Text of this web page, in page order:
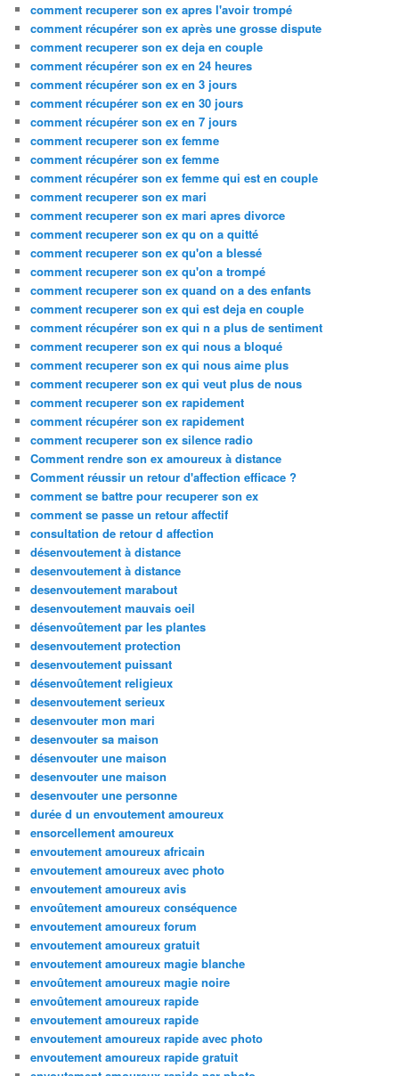
comment recuperer son ex apres l'avoir trompé
comment récupérer son ex après une grosse dispute
comment recuperer son ex deja en couple
comment récupérer son ex en 24 heures
comment récupérer son ex en 3 jours
comment récupérer son ex en 30 jours
comment récupérer son ex en 7 jours
comment recuperer son ex femme
comment récupérer son ex femme
comment récupérer son ex femme qui est en couple
comment recuperer son ex mari
comment recuperer son ex mari apres divorce
comment recuperer son ex qu on a quitté
comment recuperer son ex qu'on a blessé
comment recuperer son ex qu'on a trompé
comment recuperer son ex quand on a des enfants
comment recuperer son ex qui est deja en couple
comment récupérer son ex qui n a plus de sentiment
comment recuperer son ex qui nous a bloqué
comment recuperer son ex qui nous aime plus
comment recuperer son ex qui veut plus de nous
comment recuperer son ex rapidement
comment récupérer son ex rapidement
comment recuperer son ex silence radio
Comment rendre son ex amoureux à distance
Comment réussir un retour d'affection efficace ?
comment se battre pour recuperer son ex
comment se passe un retour affectif
consultation de retour d affection
désenvoutement à distance
desenvoutement à distance
desenvoutement marabout
desenvoutement mauvais oeil
désenvoûtement par les plantes
desenvoutement protection
desenvoutement puissant
désenvoûtement religieux
desenvoutement serieux
desenvouter mon mari
desenvouter sa maison
désenvouter une maison
desenvouter une maison
desenvouter une personne
durée d un envoutement amoureux
ensorcellement amoureux
envoutement amoureux africain
envoutement amoureux avec photo
envoutement amoureux avis
envoûtement amoureux conséquence
envoutement amoureux forum
envoutement amoureux gratuit
envoutement amoureux magie blanche
envoûtement amoureux magie noire
envoûtement amoureux rapide
envoutement amoureux rapide
envoutement amoureux rapide avec photo
envoutement amoureux rapide gratuit